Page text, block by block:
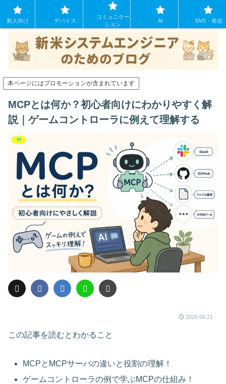
システムエンジニアになったばかりの方のために。現場でよくあるパソコンの
トラブルも
本ページにはプロモーションが含まれています
MCPとは何か？初心者向けにわかりやすく解
説｜ゲームコントローラに例えて理解する
AI
2026.06.21
この記事を読むとわかること
MCPとMCPサーバの違いと役割の理解！
ゲームコントローラの例で学ぶMCPの仕組み！
新人向け デバイス
コミュニケー
ション
AI SNS・発信